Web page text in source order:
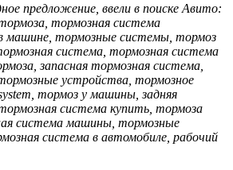
предложение, ввели в поиске Авито:
тормозная система
машине, тормозные системы, тормоз
система, тормозная система
запасная тормозная система,
устройства, тормозное
тормоз у машины, задняя
система купить, тормоза
система машины, тормозные
система в автомобиле, рабочий